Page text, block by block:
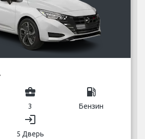
business_center
3
local_gas_station
Бензин
login
5 Дверь